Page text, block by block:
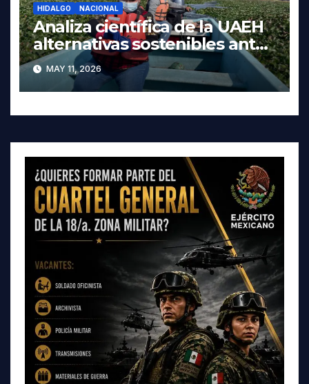
HIDALGO NACIONAL
Analiza científica de la UAEH
alternativas sostenibles ante
crisis ambiental en Tula-
Tepeji
MAY 11, 2026